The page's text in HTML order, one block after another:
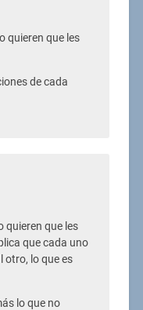
quieren que les
de cada
quieren que les
que cada uno
otro, lo que es
lo que no